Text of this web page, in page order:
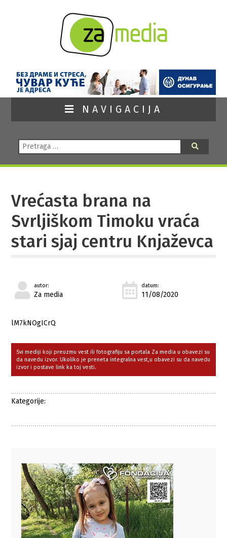
NAVIGACIJA
Pretraga:
Vrećasta brana na
Svrljiškom Timoku vraća
stari sjaj centru Knjaževca
autor:
Za media
datum:
11/08/2020
lM7kNOgICrQ
Svi mediji koji preuzmu vest ili fotografiju sa portala Za media u obavezi su
da navedu izvor. Ukoliko je preneta integralna vest,u obavezi su da navedu
izvor i postave link ka toj vesti.
Kategorije: